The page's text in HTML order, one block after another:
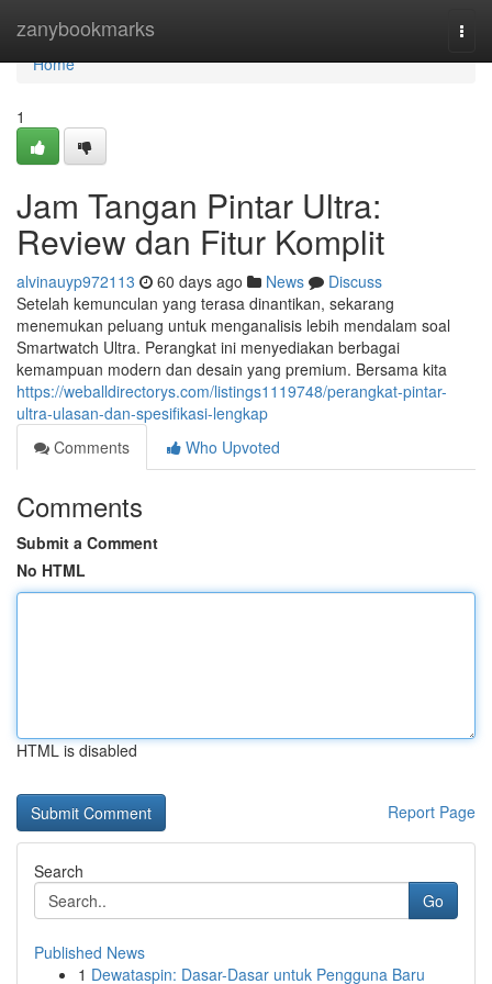
zanybookmarks
Home
Home
1
Jam Tangan Pintar Ultra:
Review dan Fitur Komplit
alvinauyp972113 60 days ago News
Discuss
Setelah kemunculan yang terasa dinantikan, sekarang
menemukan peluang untuk menganalisis lebih mendalam soal
Smartwatch Ultra. Perangkat ini menyediakan berbagai
kemampuan modern dan desain yang premium. Bersama kita
https://weballdirectorys.com/listings1119748/perangkat-pintar-
ultra-ulasan-dan-spesifikasi-lengkap
Comments
Who Upvoted
Comments
Submit a Comment
No HTML
HTML is disabled
Report Page
Search
Go
Published News
1 Dewataspin: Dasar-Dasar untuk Pengguna Baru